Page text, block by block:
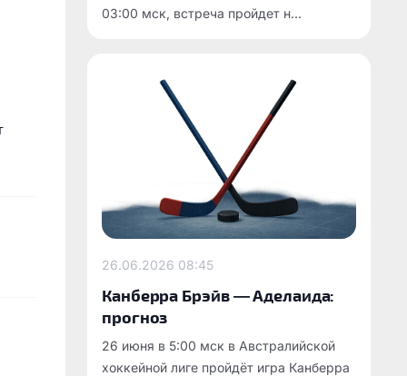
03:00 мск, встреча пройдет н...
26.06.2026 08:45
Канберра Брэйв — Аделаида:
прогноз
26 июня в 5:00 мск в Австралийской
хоккейной лиге пройдёт игра Канберра